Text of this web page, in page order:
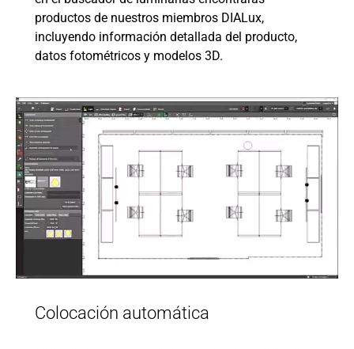
productos de nuestros miembros DIALux,
incluyendo información detallada del producto,
datos fotométricos y modelos 3D.
Colocación automática